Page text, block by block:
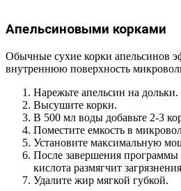
Апельсиновыми корками
Обычные сухие корки апельсинов
внутреннюю поверхность
Нарежьте апельсин на дольки.
Высушите корки.
В 500 мл воды добавьте 2-3
Поместите емкость в
Установите максимальную
После завершения программы
кислота размягчит
Удалите жир мягкой губкой.